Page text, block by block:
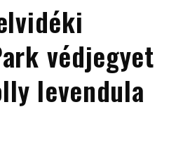
védjegyet
levendula